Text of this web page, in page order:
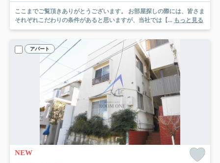
ここまでご覧頂きありがとうございます。 お部屋探しの際には、皆さま
それぞれこだわりの条件があると思いますが、当社では【... もっと見る
アパート
NEW